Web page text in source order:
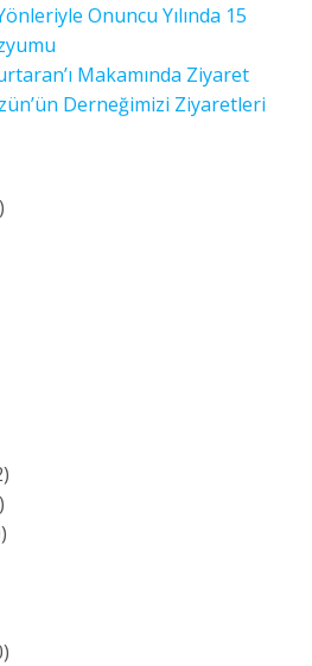
Onuncu Yılında 15
Makamında Ziyaret
Derneğimizi Ziyaretleri